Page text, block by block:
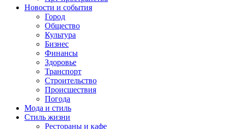
Новости и события
Город
Общество
Культура
Бизнес
Финансы
Здоровье
Транспорт
Строительство
Происшествия
Погода
Мода и стиль
Стиль жизни
Рестораны и кафе